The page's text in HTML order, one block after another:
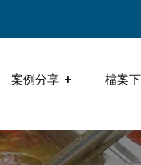
案例分享 檔案